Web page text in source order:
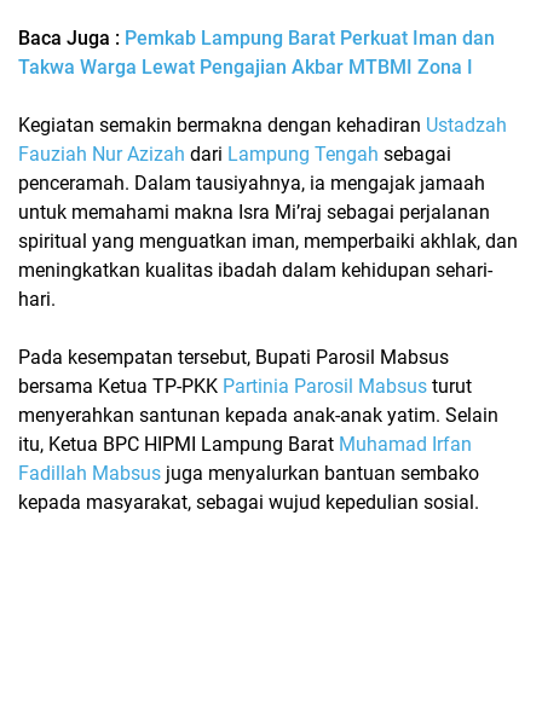
Baca Juga : Pemkab Lampung Barat Perkuat Iman dan
Takwa Warga Lewat Pengajian Akbar MTBMI Zona I
Kegiatan semakin bermakna dengan kehadiran Ustadzah
Fauziah Nur Azizah dari Lampung Tengah sebagai
penceramah. Dalam tausiyahnya, ia mengajak jamaah
untuk memahami makna Isra Mi’raj sebagai perjalanan
spiritual yang menguatkan iman, memperbaiki akhlak, dan
meningkatkan kualitas ibadah dalam kehidupan sehari-
hari.
Pada kesempatan tersebut, Bupati Parosil Mabsus
bersama Ketua TP-PKK Partinia Parosil Mabsus turut
menyerahkan santunan kepada anak-anak yatim. Selain
itu, Ketua BPC HIPMI Lampung Barat Muhamad Irfan
Fadillah Mabsus juga menyalurkan bantuan sembako
kepada masyarakat, sebagai wujud kepedulian sosial.